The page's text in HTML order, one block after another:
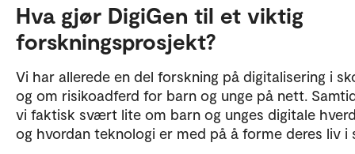
Hva gjør DigiGen til et viktig
forskningsprosjekt?
Vi har allerede en del forskning på digitalisering i
og om risikoadferd for barn og unge på nett.
vi faktisk svært lite om barn og unges digitale
og hvordan teknologi er med på å forme deres liv